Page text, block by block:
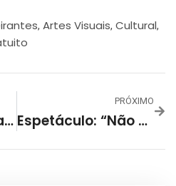
, Artes Visuais, Cultural,
A Sós Promove Caça Ao Tesouro Gratuita Na Praça Da Liberdade
PRÓXIMO
Espetáculo: “Não Se Mate”